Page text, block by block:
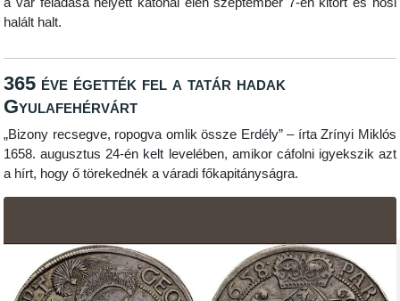
halált halt.
365 éve égették fel a tatár hadak
Gyulafehérvárt
„Bizony recsegve, ropogva omlik össze Erdély” – írta Zrínyi Miklós
1658. augusztus 24-én kelt levelében, amikor cáfolni igyekszik azt
a hírt, hogy ő törekednék a váradi főkapitányságra.